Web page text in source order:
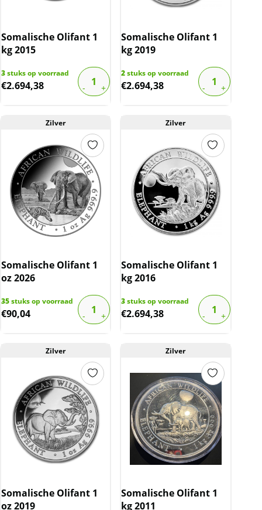
Somalische Olifant 1
kg 2015
3stuks op voorraad
€2.694,38
Somalische Olifant 1
kg 2019
2stuks op voorraad
€2.694,38
Zilver
Somalische Olifant 1
oz 2026
35stuks op voorraad
€90,04
Zilver
Somalische Olifant 1
kg 2016
3stuks op voorraad
€2.694,38
Zilver
Somalische Olifant 1
oz 2019
Zilver
Somalische Olifant 1
kg 2011